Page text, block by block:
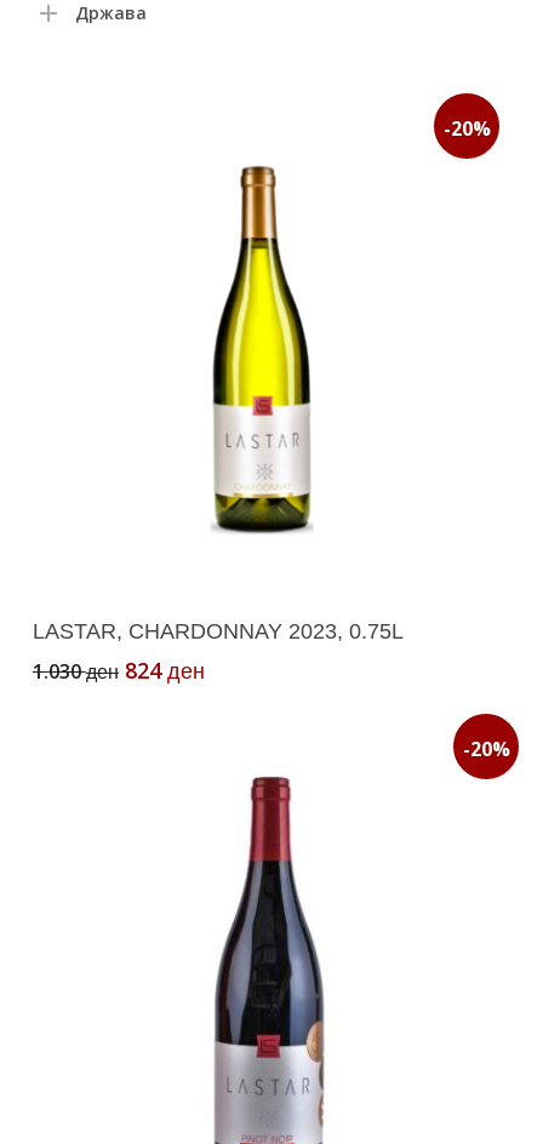
Држава
Додади Во Кошничка
-20%
LASTAR, CHARDONNAY 2023, 0.75L
1.030ден Original
824 денCurrent
-20%